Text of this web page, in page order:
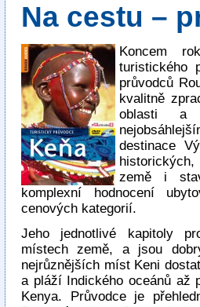
Na cestu –
Koncem
turistického
průvodců
kvalitně
oblasti a
destinace
země i
komplexní hodnocení
cenových kategorií.
Jeho jednotlivé kapitoly
místech země, a jsou
nejrůznějších míst Keni
a pláží Indického oceánů až
Kenya. Průvodce je